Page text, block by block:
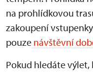
na prohlídkovou
zakoupení
pouze návštěvní
Pokud hledáte